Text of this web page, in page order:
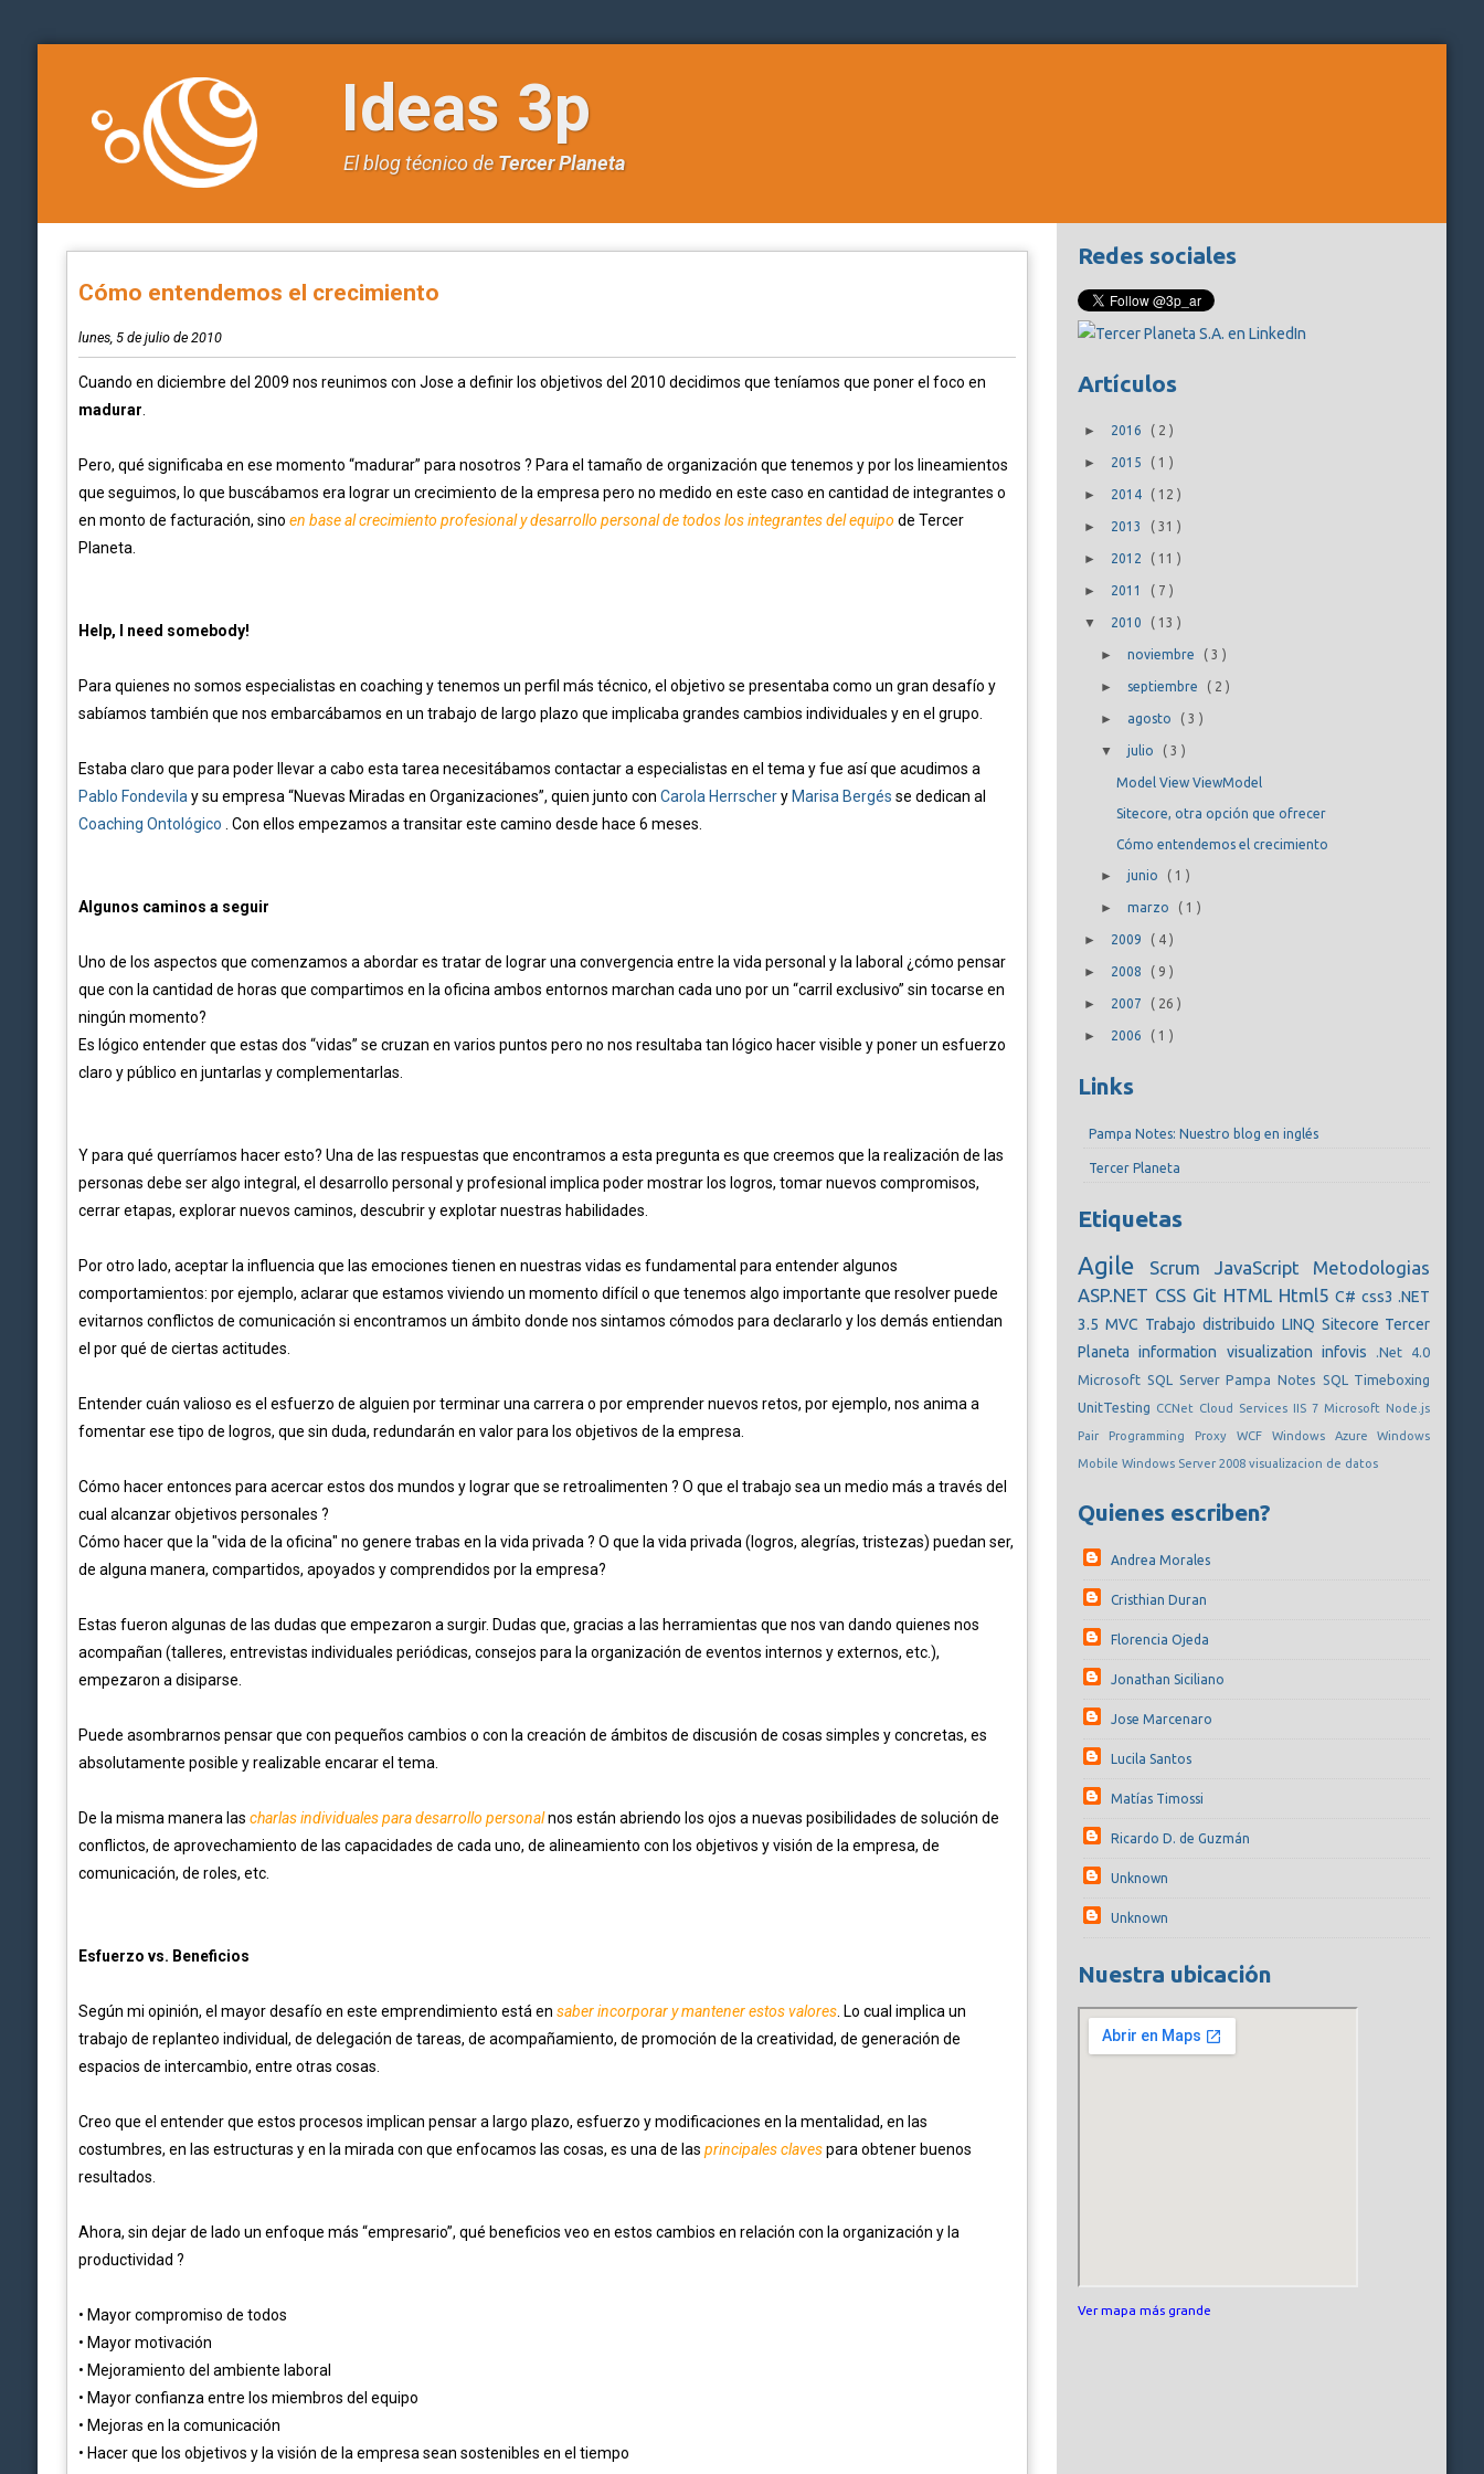
Ideas 3p
El blog técnico deTercer Planeta
Cómo entendemos el crecimiento
lunes, 5 de julio de 2010
Cuando en diciembre del 2009 nos reunimos con Jose a definir los objetivos del 2010 decidimos que teníamos que poner el foco en
madurar
Pero, qué significaba en ese momento “madurar” para nosotros ? Para el tamaño de organización que tenemos y por los lineamientos
que seguimos, lo que buscábamos era lograr un crecimiento de la empresa pero no medido en este caso en cantidad de integrantes o
en monto de facturación, sino en base al crecimiento profesional y desarrollo personal de todos los integrantes del equipo de Tercer
Planeta.
Help, I need somebody!
Para quienes no somos especialistas en coaching y tenemos un perfil más técnico, el objetivo se presentaba como un gran desafío y
sabíamos también que nos embarcábamos en un trabajo de largo plazo que implicaba grandes cambios individuales y en el grupo.
Estaba claro que para poder llevar a cabo esta tarea necesitábamos contactar a especialistas en el tema y fue así que acudimos a
Pablo Fondevila y su empresa “Nuevas Miradas en Organizaciones”, quien junto con Carola Herrschery Marisa Bergés se dedican al
Coaching Ontológico . Con ellos empezamos a transitar este camino desde hace 6 meses.
Algunos caminos a seguir
Uno de los aspectos que comenzamos a abordar es tratar de lograr una convergencia entre la vida personal y la laboral ¿cómo pensar
que con la cantidad de horas que compartimos en la oficina ambos entornos marchan cada uno por un “carril exclusivo” sin tocarse en
ningún momento?
Es lógico entender que estas dos “vidas” se cruzan en varios puntos pero no nos resultaba tan lógico hacer visible y poner un esfuerzo
claro y público en juntarlas y complementarlas.
Y para qué querríamos hacer esto? Una de las respuestas que encontramos a esta pregunta es que creemos que la realización de las
personas debe ser algo integral, el desarrollo personal y profesional implica poder mostrar los logros, tomar nuevos compromisos,
cerrar etapas, explorar nuevos caminos, descubrir y explotar nuestras habilidades.
Por otro lado, aceptar la influencia que las emociones tienen en nuestras vidas es fundamental para entender algunos
comportamientos: por ejemplo, aclarar que estamos viviendo un momento difícil o que tenemos algo importante que resolver puede
evitarnos conflictos de comunicación si encontramos un ámbito donde nos sintamos cómodos para declararlo y los demás entiendan
el por qué de ciertas actitudes.
Entender cuán valioso es el esfuerzo de alguien por terminar una carrera o por emprender nuevos retos, por ejemplo, nos anima a
fomentar ese tipo de logros, que sin duda, redundarán en valor para los objetivos de la empresa.
Cómo hacer entonces para acercar estos dos mundos y lograr que se retroalimenten ? O que el trabajo sea un medio más a través del
cual alcanzar objetivos personales ?
Cómo hacer que la "vida de la oficina" no genere trabas en la vida privada ? O que la vida privada (logros, alegrías, tristezas) puedan ser,
de alguna manera, compartidos, apoyados y comprendidos por la empresa?
Estas fueron algunas de las dudas que empezaron a surgir. Dudas que, gracias a las herramientas que nos van dando quienes nos
acompañan (talleres, entrevistas individuales periódicas, consejos para la organización de eventos internos y externos, etc.),
empezaron a disiparse.
Puede asombrarnos pensar que con pequeños cambios o con la creación de ámbitos de discusión de cosas simples y concretas, es
absolutamente posible y realizable encarar el tema.
De la misma manera las charlas individuales para desarrollo personalnos están abriendo los ojos a nuevas posibilidades de solución de
conflictos, de aprovechamiento de las capacidades de cada uno, de alineamiento con los objetivos y visión de la empresa, de
comunicación, de roles, etc.
Esfuerzo vs. Beneficios
Según mi opinión, el mayor desafío en este emprendimiento está en saber incorporar y mantener estos valores. Lo cual implica un
trabajo de replanteo individual, de delegación de tareas, de acompañamiento, de promoción de la creatividad, de generación de
espacios de intercambio, entre otras cosas.
Creo que el entender que estos procesos implican pensar a largo plazo, esfuerzo y modificaciones en la mentalidad, en las
costumbres, en las estructuras y en la mirada con que enfocamos las cosas, es una de las principales clavespara obtener buenos
resultados.
Ahora, sin dejar de lado un enfoque más “empresario”, qué beneficios veo en estos cambios en relación con la organización y la
productividad ?
• Mayor compromiso de todos
• Mayor motivación
• Mejoramiento del ambiente laboral
• Mayor confianza entre los miembros del equipo
• Mejoras en la comunicación
• Hacer que los objetivos y la visión de la empresa sean sostenibles en el tiempo
Redes sociales
Artículos
► 2016 ( 2)
► 2015 ( 1)
► 2014 ( 12)
► 2013 (31)
► 2012 ( 11)
► 2011 ( 7)
▼ 2010 ( 13)
► noviembre ( 3 )
► septiembre ( 2 )
► agosto ( 3 )
▼ julio ( 3 )
Model View ViewModel
Sitecore, otra opción que ofrecer
Cómo entendemos el crecimiento
► junio ( 1 )
► marzo ( 1 )
► 2009 ( 4)
► 2008 ( 9)
► 2007 ( 26)
► 2006 ( 1)
Links
Pampa Notes: Nuestro blog en inglés
Tercer Planeta
Etiquetas
Agile Scrum JavaScript Metodologias
ASP.NET CSS Git HTML Html5 C# css3.NET
3.5MVC Trabajo distribuido LINQ Sitecore Tercer
Planetainformation visualization infovis
.Net 4.0
Microsoft SQL ServerPampa Notes SQL Timeboxing
UnitTesting CCNet Cloud Services IIS 7 Microsoft Node.js
Pair Programming Proxy WCF Windows AzureWindows
MobileWindows Server 2008visualizacion de datos
Quienes escriben?
Andrea Morales
Cristhian Duran
Florencia Ojeda
Jonathan Siciliano
Jose Marcenaro
Lucila Santos
Matías Timossi
Ricardo D. de Guzmán
Unknown
Unknown
Nuestra ubicación
Ver mapa más grande